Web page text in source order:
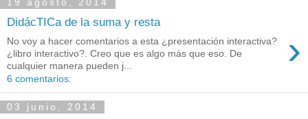
DidácTICa de la suma y resta
›
No voy a hacer comentarios a esta ¿presentación interactiva?
¿libro interactivo?. Creo que es algo más que eso. De
cualquier manera pueden j...
6 comentarios:
03 junio, 2014